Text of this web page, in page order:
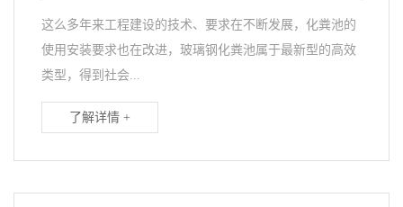
这么多年来工程建设的技术、要求在不断发展，化粪池的
使用安装要求也在改进，玻璃钢化粪池属于最新型的高效
类型，得到社会...
了解详情 +